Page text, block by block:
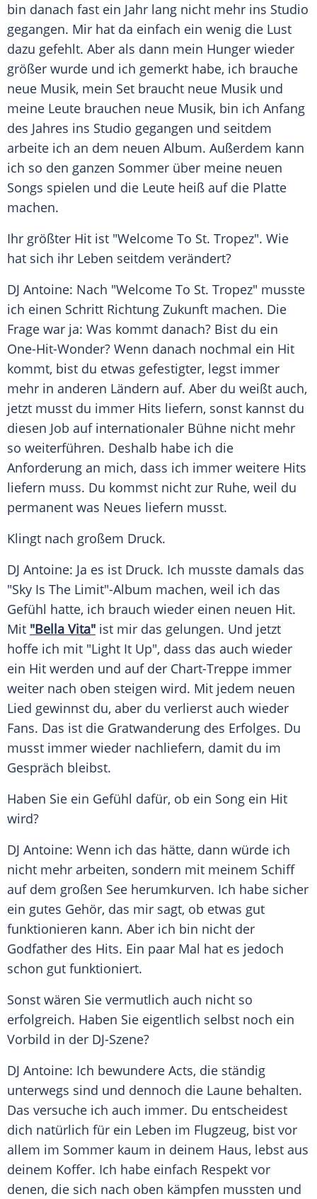
bin danach fast ein Jahr lang nicht mehr ins Studio
gegangen. Mir hat da einfach ein wenig die Lust
dazu gefehlt. Aber als dann mein Hunger wieder
größer wurde und ich gemerkt habe, ich brauche
neue Musik, mein Set braucht neue Musik und
meine Leute brauchen neue Musik, bin ich Anfang
des Jahres ins Studio gegangen und seitdem
arbeite ich an dem neuen Album. Außerdem kann
ich so den ganzen Sommer über meine neuen
Songs spielen und die Leute heiß auf die Platte
machen.
Ihr größter Hit ist "Welcome To St. Tropez". Wie
hat sich ihr Leben seitdem verändert?
DJ Antoine: Nach "Welcome To St. Tropez" musste
ich einen Schritt Richtung Zukunft machen. Die
Frage war ja: Was kommt danach? Bist du ein
One-Hit-Wonder? Wenn danach nochmal ein Hit
kommt, bist du etwas gefestigter, legst immer
mehr in anderen Ländern auf. Aber du weißt auch,
jetzt musst du immer Hits liefern, sonst kannst du
diesen Job auf internationaler Bühne nicht mehr
so weiterführen. Deshalb habe ich die
Anforderung an mich, dass ich immer weitere Hits
liefern muss. Du kommst nicht zur Ruhe, weil du
permanent was Neues liefern musst.
Klingt nach großem Druck.
DJ Antoine: Ja es ist Druck. Ich musste damals das
"Sky Is The Limit"-Album machen, weil ich das
Gefühl hatte, ich brauch wieder einen neuen Hit.
Mit "Bella Vita" ist mir das gelungen. Und jetzt
hoffe ich mit "Light It Up", dass das auch wieder
ein Hit werden und auf der Chart-Treppe immer
weiter nach oben steigen wird. Mit jedem neuen
Lied gewinnst du, aber du verlierst auch wieder
Fans. Das ist die Gratwanderung des Erfolges. Du
musst immer wieder nachliefern, damit du im
Gespräch bleibst.
Haben Sie ein Gefühl dafür, ob ein Song ein Hit
wird?
DJ Antoine: Wenn ich das hätte, dann würde ich
nicht mehr arbeiten, sondern mit meinem Schiff
auf dem großen See herumkurven. Ich habe sicher
ein gutes Gehör, das mir sagt, ob etwas gut
funktionieren kann. Aber ich bin nicht der
Godfather des Hits. Ein paar Mal hat es jedoch
schon gut funktioniert.
Sonst wären Sie vermutlich auch nicht so
erfolgreich. Haben Sie eigentlich selbst noch ein
Vorbild in der DJ-Szene?
DJ Antoine: Ich bewundere Acts, die ständig
unterwegs sind und dennoch die Laune behalten.
Das versuche ich auch immer. Du entscheidest
dich natürlich für ein Leben im Flugzeug, bist vor
allem im Sommer kaum in deinem Haus, lebst aus
deinem Koffer. Ich habe einfach Respekt vor
denen, die sich nach oben kämpfen mussten und